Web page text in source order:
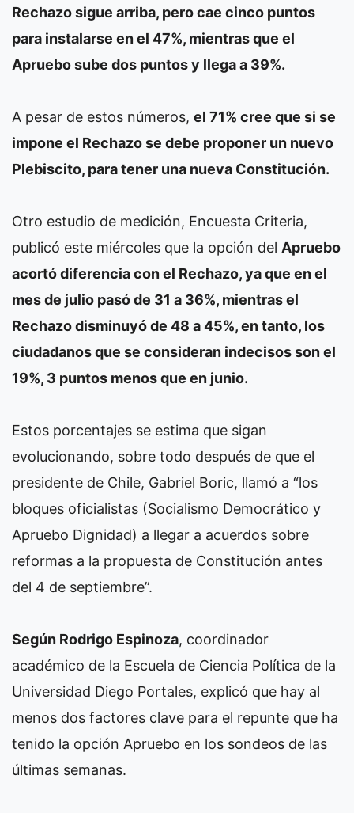
Rechazo sigue arriba, pero cae cinco puntos
para instalarse en el 47%, mientras que el
Apruebo sube dos puntos y llega a 39%.
A pesar de estos números, el 71% cree que si se
impone el Rechazo se debe proponer un nuevo
Plebiscito, para tener una nueva Constitución.
Otro estudio de medición, Encuesta Criteria,
publicó este miércoles que la opción del Apruebo
acortó diferencia con el Rechazo, ya que en el
mes de julio pasó de 31 a 36%, mientras el
Rechazo disminuyó de 48 a 45%, en tanto, los
ciudadanos que se consideran indecisos son el
19%, 3 puntos menos que en junio.
Estos porcentajes se estima que sigan
evolucionando, sobre todo después de que el
presidente de Chile, Gabriel Boric, llamó a “los
bloques oficialistas (Socialismo Democrático y
Apruebo Dignidad) a llegar a acuerdos sobre
reformas a la propuesta de Constitución antes
del 4 de septiembre”.
Según Rodrigo Espinoza, coordinador
académico de la Escuela de Ciencia Política de la
Universidad Diego Portales, explicó que hay al
menos dos factores clave para el repunte que ha
tenido la opción Apruebo en los sondeos de las
últimas semanas.